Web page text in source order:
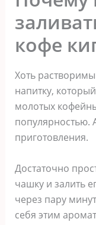
кофе
Хоть
напитку,
молотых
популярностью.
приготовления.
Достаточно
чашку и залить
через пару
себя этим